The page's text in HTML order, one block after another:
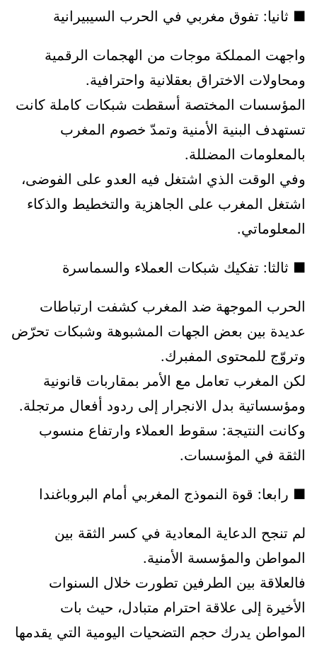
■ ثانيا: تفوق مغربي في الحرب السيبيرانية
واجهت المملكة موجات من الهجمات الرقمية
ومحاولات الاختراق بعقلانية واحترافية.
المؤسسات المختصة أسقطت شبكات كاملة كانت
تستهدف البنية الأمنية وتمدّ خصوم المغرب
بالمعلومات المضللة.
وفي الوقت الذي اشتغل فيه العدو على الفوضى،
اشتغل المغرب على الجاهزية والتخطيط والذكاء
المعلوماتي.
■ ثالثا: تفكيك شبكات العملاء والسماسرة
الحرب الموجهة ضد المغرب كشفت ارتباطات
عديدة بين بعض الجهات المشبوهة وشبكات تحرّض
وتروّج للمحتوى المفبرك.
لكن المغرب تعامل مع الأمر بمقاربات قانونية
ومؤسساتية بدل الانجرار إلى ردود أفعال مرتجلة.
وكانت النتيجة: سقوط العملاء وارتفاع منسوب
الثقة في المؤسسات.
■ رابعا: قوة النموذج المغربي أمام البروباغندا
لم تنجح الدعاية المعادية في كسر الثقة بين
المواطن والمؤسسة الأمنية.
فالعلاقة بين الطرفين تطورت خلال السنوات
الأخيرة إلى علاقة احترام متبادل، حيث بات
المواطن يدرك حجم التضحيات اليومية التي يقدمها